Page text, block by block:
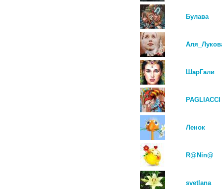
Булава
ШарГали
PAGLIACCI
Ленок
R@Nin@
svetlana